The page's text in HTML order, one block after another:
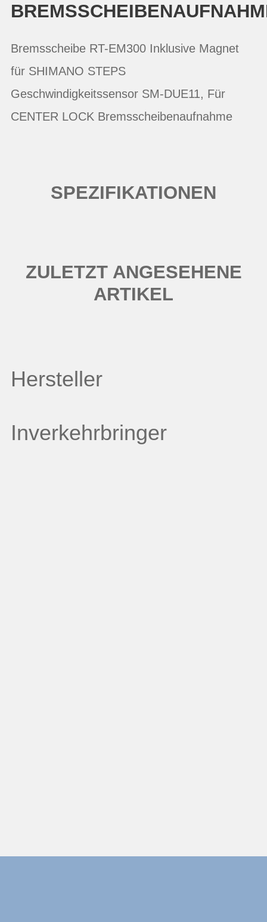
Bremsscheibe RT-EM300 Inklusive Magnet
für SHIMANO STEPS
Geschwindigkeitssensor SM-DUE11, Für
CENTER LOCK Bremsscheibenaufnahme
SPEZIFIKATIONEN
ZULETZT ANGESEHENE
ARTIKEL
Hersteller
Inverkehrbringer